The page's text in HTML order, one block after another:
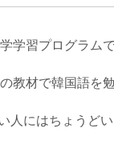
学習プログラム
教材で韓国語を
人にはちょうど